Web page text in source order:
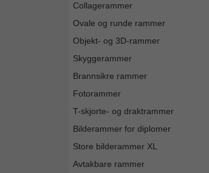
Collagerammer
Ovale og runde rammer
Objekt- og 3D-rammer
Skyggerammer
Brannsikre rammer
Fotorammer
T-skjorte- og draktrammer
Bilderammer for diplomer
Store bilderammer XL
Avtakbare rammer